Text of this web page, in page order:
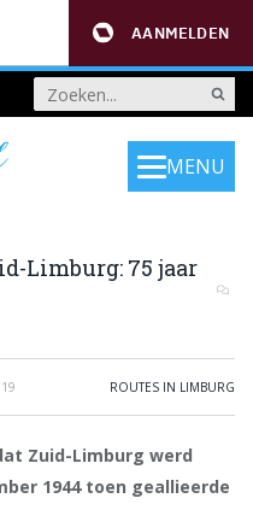
AANMELDEN
MENU
Limburg: 75 jaar
ROUTES IN LIMBURG
Zuid-Limburg werd
1944 toen geallieerde